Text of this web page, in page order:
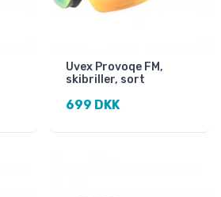
Uvex Provoqe FM,
skibriller, sort
699 DKK